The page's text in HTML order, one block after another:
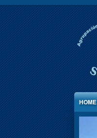
Jump to Content
HOME